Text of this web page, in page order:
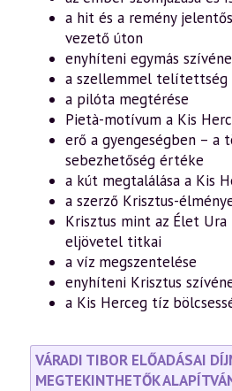
a hit és a remény
vezető úton
enyhíteni egymás
a szellemmel telítettség
a pilóta megtérése
Pietà-motívum a Kis
erő a gyengeségben – a
sebezhetőség értéke
a kút megtalálása a Kis
a szerző Krisztus-
Krisztus mint az Élet Ura
eljövetel titkai
a víz megszentelése
enyhíteni Krisztus
a Kis Herceg tíz
VÁRADI TIBOR ELŐADÁSAI
MEGTEKINTHETŐK